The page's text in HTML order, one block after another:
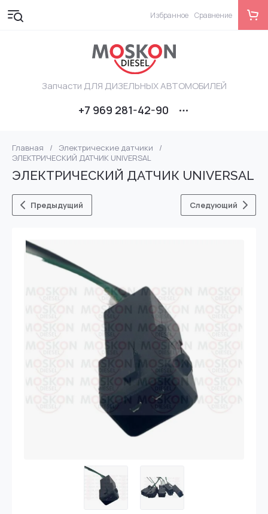
Запчасти ДЛЯ ДИЗЕЛЬНЫХ АВТОМОБИЛЕЙ
+7 969 281-42-90
Избранное Сравнение
Главная / Электрические датчики
/
ЭЛЕКТРИЧЕСКИЙ ДАТЧИК UNIVERSAL
ЭЛЕКТРИЧЕСКИЙ ДАТЧИК UNIVERSAL
Предыдущий Следующий